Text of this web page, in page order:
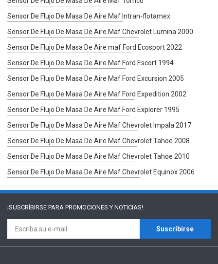
Sensor De Flujo De Masa De Aire Maf Intran-flotamex
Sensor De Flujo De Masa De Aire Maf Chevrolet Lumina 2000
Sensor De Flujo De Masa De Aire maf Ford Ecosport 2022
Sensor De Flujo De Masa De Aire Maf Ford Escort 1994
Sensor De Flujo De Masa De Aire Maf Ford Excursion 2005
Sensor De Flujo De Masa De Aire Maf Ford Expedition 2002
Sensor De Flujo De Masa De Aire Maf Ford Explorer 1995
Sensor De Flujo De Masa De Aire Maf Chevrolet Impala 2017
Sensor De Flujo De Masa De Aire Maf Chevrolet Tahoe 2008
Sensor De Flujo De Masa De Aire Maf Chevrolet Tahoe 2010
Sensor De Flujo De Masa De Aire Maf Chevrolet Equinox 2006
¡SUSCRÍBIRSE PARA PROMOCIONES Y NOTICIAS!
Suscríbirse